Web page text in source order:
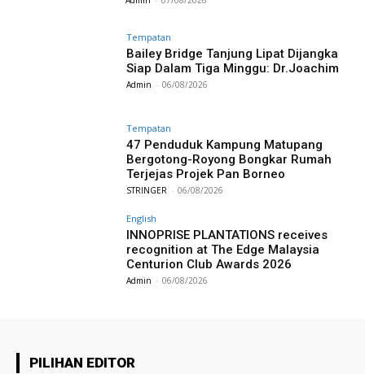
Tempatan
Bailey Bridge Tanjung Lipat Dijangka
Siap Dalam Tiga Minggu: Dr.Joachim
Admin - 06/08/2026
Tempatan
47 Penduduk Kampung Matupang
Bergotong-Royong Bongkar Rumah
Terjejas Projek Pan Borneo
STRINGER - 06/08/2026
English
INNOPRISE PLANTATIONS receives
recognition at The Edge Malaysia
Centurion Club Awards 2026
Admin - 06/08/2026
PILIHAN EDITOR